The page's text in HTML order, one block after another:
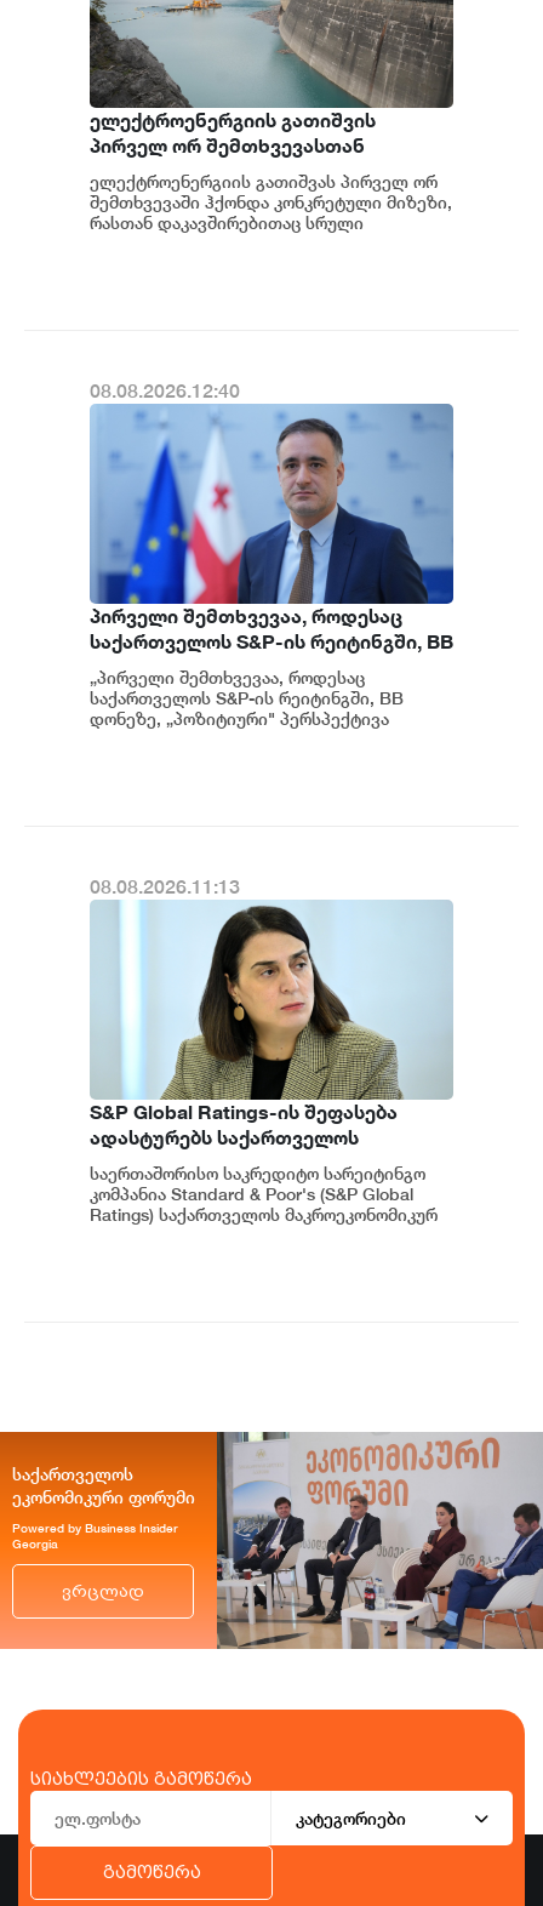
ელექტროენერგიის გათიშვის
პირველ ორ შემთხვევასთან
დაკავშირებით სუს-ში წარიმართება
გამოძიება და ინფორმაციას
მოგვიანებით დეტალურად
ელექტროენერგიის გათიშვას პირველ ორ
შემთხვევაში ჰქონდა კონკრეტული მიზეზი,
რასთან დაკავშირებითაც სრული
08.08.2026.12:40
პირველი შემთხვევაა, როდესაც
საქართველოს S&P-ის რეიტინგში, BB
დონეზე „პოზიტიური" პერსპექტივა
მიენიჭა - პერსპექტივის
გაუმჯობესება კიდევ ერთხელ
„პირველი შემთხვევაა, როდესაც
საქართველოს S&P-ის რეიტინგში, BB
დონეზე, „პოზიტიური" პერსპექტივა
08.08.2026.11:13
S&P Global Ratings-ის შეფასება
ადასტურებს საქართველოს
ეკონომიკის მდგრადობასა და
ეროვნული ბანკის პოლიტიკის
ეფექტიანობას - ეკატერინე მიქაბაძე
საერთაშორისო საკრედიტო სარეიტინგო
კომპანია Standard & Poor's (S&P Global
Ratings) საქართველოს მაკროეკონომიკურ
საქართველოს
ეკონომიკური ფორუმი
Powered by Business Insider
Georgia
ვრცლად
სიახლეების გამოწერა
კატეგორიები
გამოწერა